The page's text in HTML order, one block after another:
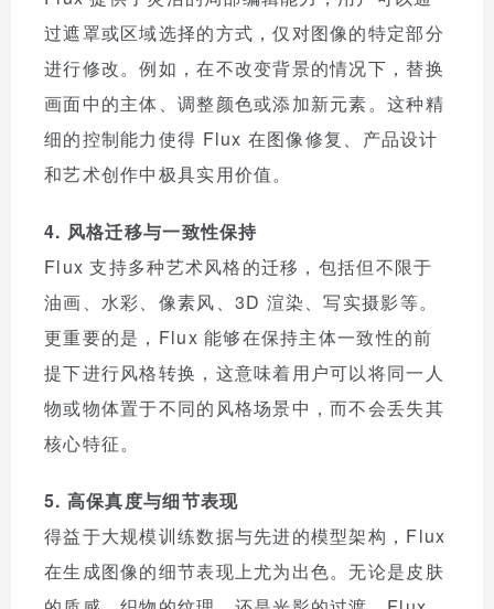
过遮罩或区域选择的方式，仅对图像的特定部分
进行修改。例如，在不改变背景的情况下，替换
画面中的主体、调整颜色或添加新元素。这种精
细的控制能力使得 Flux 在图像修复、产品设计
和艺术创作中极具实用价值。
4. 风格迁移与一致性保持
Flux 支持多种艺术风格的迁移，包括但不限于
油画、水彩、像素风、3D 渲染、写实摄影等。
更重要的是，Flux 能够在保持主体一致性的前
提下进行风格转换，这意味着用户可以将同一人
物或物体置于不同的风格场景中，而不会丢失其
核心特征。
5. 高保真度与细节表现
得益于大规模训练数据与先进的模型架构，Flux
在生成图像的细节表现上尤为出色。无论是皮肤